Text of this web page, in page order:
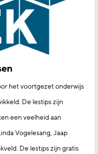
het voortgezet onderwijs
De lestips zijn
een veelheid aan
Vogelesang, Jaap
De lestips zijn gratis